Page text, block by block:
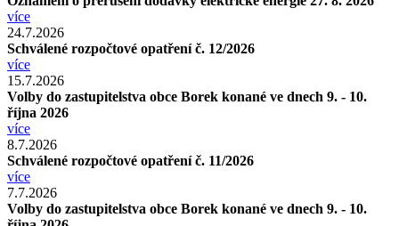
více
24.7.2026
Schválené rozpočtové opatření č. 12/2026
více
15.7.2026
Volby do zastupitelstva obce Borek konané ve dnech 9. - 10.
října 2026
více
8.7.2026
Schválené rozpočtové opatření č. 11/2026
více
7.7.2026
Volby do zastupitelstva obce Borek konané ve dnech 9. - 10.